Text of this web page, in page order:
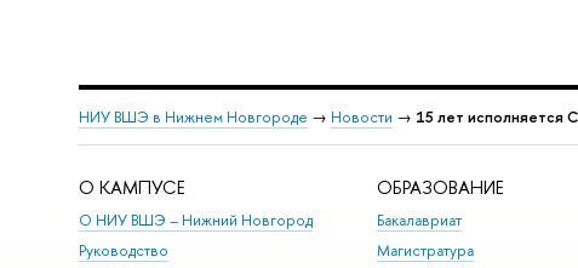
НИУ ВШЭ в Нижнем Новгороде → Новости → 15 лет исполняется
О КАМПУСЕ
О НИУ ВШЭ – Нижний Новгород
Руководство
ОБРАЗОВАНИЕ
Бакалавриат
Магистратура